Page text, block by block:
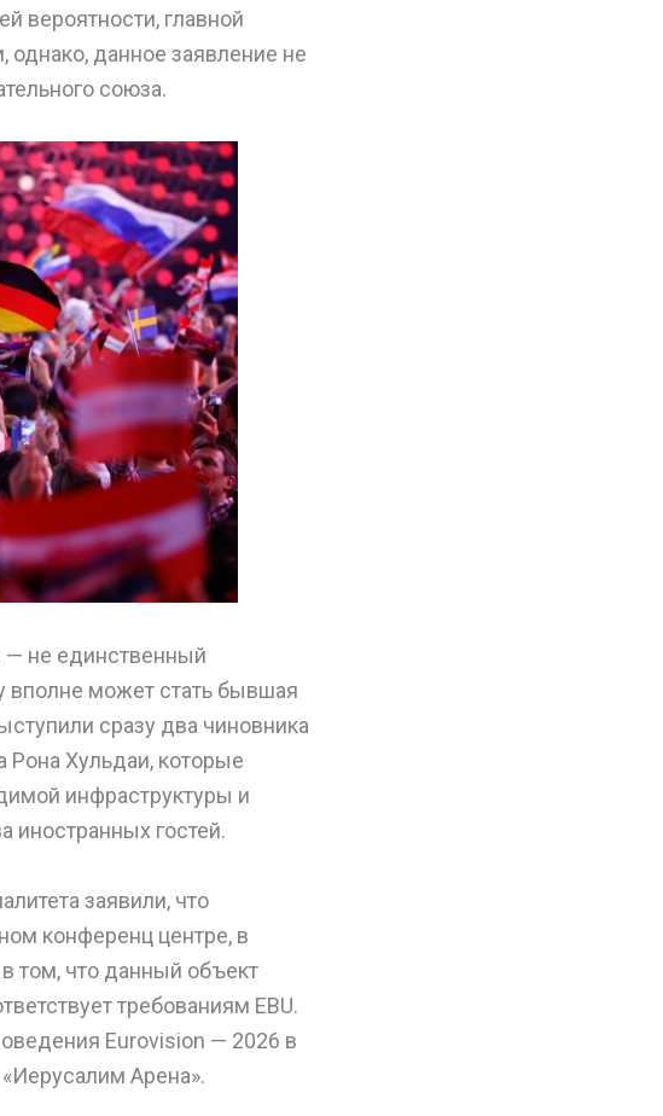
вероятности, главной
данное заявление не
союза.
— не единственный
вполне может стать бывшая
сразу два чиновника
Хульдаи, которые
инфраструктуры и
иностранных гостей.
заявили, что
конференц центре, в
том, что данный объект
требованиям EBU.
Eurovision — 2026 в
Арена».